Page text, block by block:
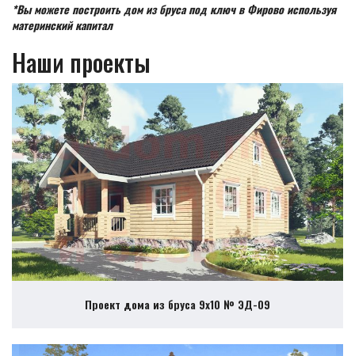
*Вы можете построить дом из бруса под ключ в Фирово используя
материнский капитал
Наши проекты
Проект дома из бруса 9х10 № ЭД-09